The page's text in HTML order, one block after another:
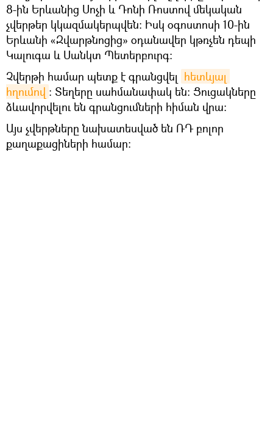
8-ին Երևանից Սոչի և Դոնի Ռոստով մեկական
չվերթեր կկազմակերպվեն։ Իսկ օգոստոսի 10-ին
Երևանի «Զվարթնոցից» օդանավեր կթռչեն դեպի
Կալուգա և Սանկտ Պետերբուրգ։
Չվերթի համար պետք է գրանցվել հետևյալ
հղումով ։ Տեղերը սահմանափակ են։ Ցուցակները
ձևավորվելու են գրանցումների հիման վրա։
Այս չվերթները նախատեսված են ՌԴ բոլոր
քաղաքացիների համար։